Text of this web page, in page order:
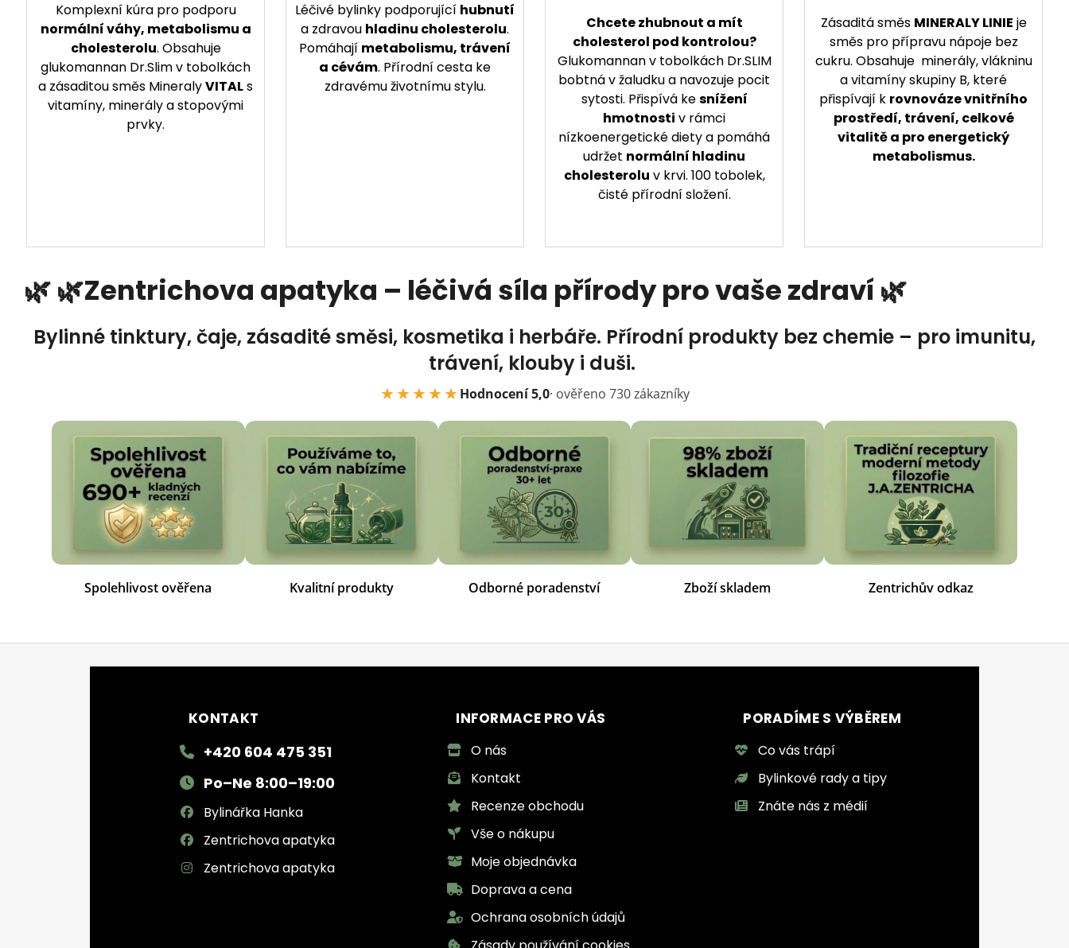
Komplexní kúra pro podporu
normální váhy, metabolismu a
cholesterolu. Obsahuje
glukomannan Dr.Slim v tobolkách
a zásaditou směs MineralyVITALs
vitamíny, minerály a stopovými
prvky.
Léčivé bylinky podporující hubnutí
a zdravou hladinu cholesterolu.
Pomáhají metabolismu, trávení
a cévám. Přírodní cesta ke
zdravému životnímu stylu.
Chcete zhubnout a mít
cholesterol pod kontrolou?
Glukomannan v tobolkách Dr.SLIM
bobtná v žaludku a navozuje pocit
sytosti. Přispívá kesnížení
hmotnosti v rámci
nízkoenergetické diety a pomáhá
udržet normální hladinu
cholesterolu v krvi. 100 tobolek,
čisté přírodní složení.
Zásaditá směs MINERALY LINIE je
směs pro přípravu nápoje bez
cukru. Obsahuje minerály, vlákninu
a vitamíny skupiny B, které
přispívají k rovnováze vnitřního
prostředí, trávení, celkové
vitalitě a pro energetický
metabolismus.
🌿 🌿Zentrichova apatyka – léčivá síla přírody pro vaše zdraví 🌿
Bylinné tinktury, čaje, zásadité směsi, kosmetika i herbáře. Přírodní produkty bez chemie – pro imunitu,
trávení, klouby i duši.
★★★★★Hodnocení 5,0· ověřeno 730zákazníky
Spolehlivost ověřena Kvalitní produkty Odborné poradenství Zboží skladem Zentrichův odkaz
KONTAKT
+420 604 475 351
Po–Ne 8:00–19:00
Bylinářka Hanka
Zentrichova apatyka
Zentrichova apatyka
INFORMACE PRO VÁS
O nás
Kontakt
Recenze obchodu
Vše o nákupu
Moje objednávka
Doprava a cena
Ochrana osobních údajů
PORADÍME S VÝBĚREM
Co vás trápí
Bylinkové rady a tipy
Znáte nás z médií